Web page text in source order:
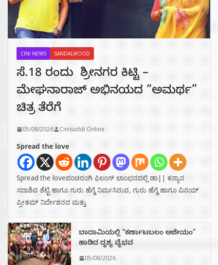
CINI NEWS SANDALWOOD
ಸೆ.18 ರಂದು ಶ್ರೀನಗರ ಕಿಟ್ಟಿ –
ಮೇಘನಾರಾಜ್ ಅಭಿನಯದ “ಅಮರ್ಥ”
ಚಿತ್ರ ತೆರೆಗೆ
05/08/2026 Cinisuddi Online
Spread the love
Spread the loveಪಂಚರಂಗಿ ಫಿಲಂಸ್ ಲಾಂಛನದಲ್ಲಿ ಡಾ|| ಕನ್ಯಾನ
ಸದಾಶಿವ ಶೆಟ್ಟಿ ಹಾಗೂ ಗುರು ಹೆಗ್ಡೆ ನಿರ್ಮಸಿರುವ, ಗುರು ಹೆಗ್ಡೆ ಹಾಗೂ ವಿನಯ್
ಪ್ರೀತಮ್ ನಿರ್ದೇಶನದ ಮತ್ತು
ಬಾದಾಮಿಯಲ್ಲಿ “ಕರ್ಣಾಟಬಲಂ ಅಜೇಯಂ”
ಹಾಡಿದ ದೃಶ್ಯ ವೈಭವ
05/08/2026